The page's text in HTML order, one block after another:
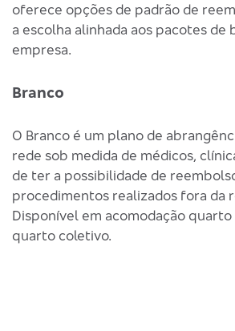
oferece opções de padrão de
a escolha alinhada aos pacotes de
empresa.
Branco
O Branco é um plano de
rede sob medida de médicos,
de ter a possibilidade de
procedimentos realizados fora da
Disponível em acomodação
quarto coletivo.